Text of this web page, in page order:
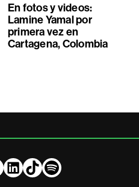
En fotos y videos:
Lamine Yamal por
primera vez en
Cartagena, Colombia